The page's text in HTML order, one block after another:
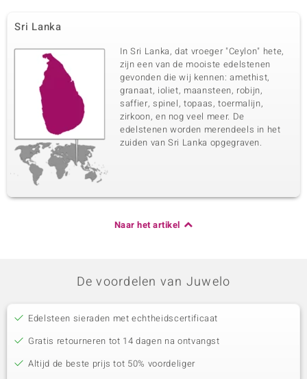
Sri Lanka
In Sri Lanka, dat vroeger "Ceylon" hete,
zijn een van de mooiste edelstenen
gevonden die wij kennen: amethist,
granaat, ioliet, maansteen, robijn,
saffier, spinel, topaas, toermalijn,
zirkoon, en nog veel meer. De
edelstenen worden merendeels in het
zuiden van Sri Lanka opgegraven.
Naar het artikel
De voordelen van Juwelo
Edelsteen sieraden met echtheidscertificaat
Gratis retourneren tot 14 dagen na ontvangst
Altijd de beste prijs tot 50% voordeliger